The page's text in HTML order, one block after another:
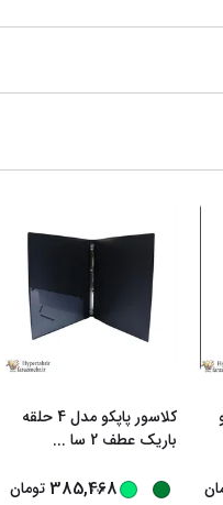
کلاسور پاپکو مدل 4 حلقه
باریک عطف 2 سا
...
...
385,468 تومان